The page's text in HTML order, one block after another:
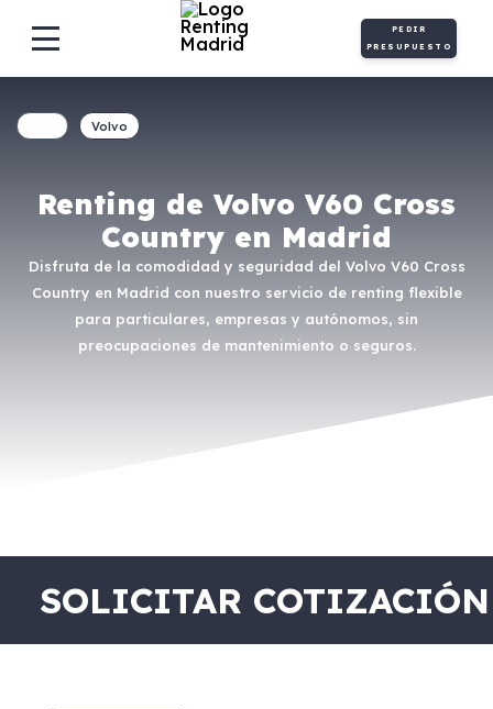
PEDIR
PRESUPUESTO
Renting de Volvo V60 Cross
Country en Madrid
Disfruta de la comodidad y seguridad del Volvo V60 Cross
Country en Madrid con nuestro servicio de renting flexible
para particulares, empresas y autónomos, sin
preocupaciones de mantenimiento o seguros.
Volvo
SOLICITAR COTIZACIÓN